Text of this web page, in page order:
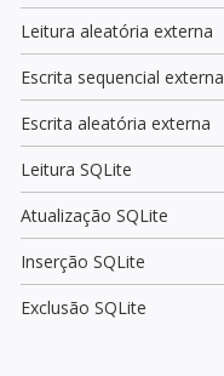
Leitura aleatória externa
Escrita sequencial externa
Escrita aleatória externa
Leitura SQLite
Atualização SQLite
Inserção SQLite
Exclusão SQLite